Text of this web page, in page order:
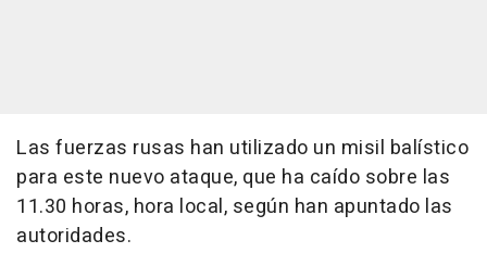
Las fuerzas rusas han utilizado un misil balístico
para este nuevo ataque, que ha caído sobre las
11.30 horas, hora local, según han apuntado las
autoridades.